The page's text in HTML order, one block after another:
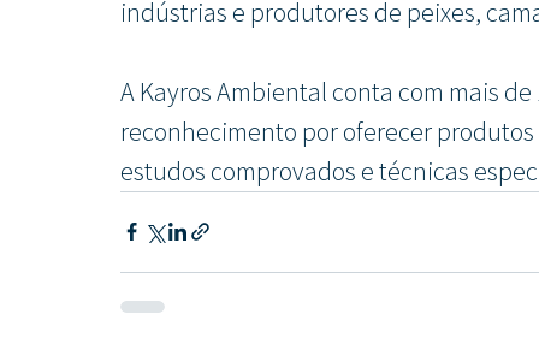
indústrias e produtores de peixes,
A Kayros Ambiental conta com mais
reconhecimento por oferecer
estudos comprovados e técnicas